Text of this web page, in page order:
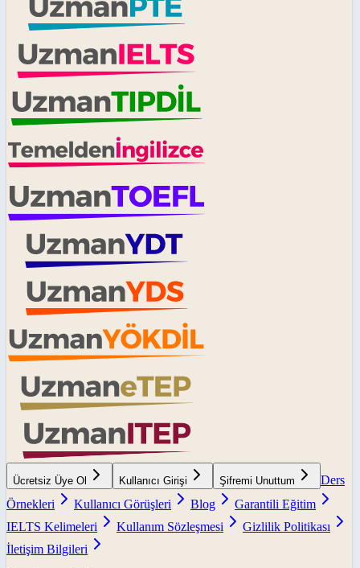
Ücretsiz Üye Ol Kullanıcı Girişi Şifremi Unuttum
Ders
Örnekleri
Kullanıcı Görüşleri Blog
Garantili Eğitim
IELTS Kelimeleri
Kullanım Sözleşmesi
Gizlilik Politikası
İletişim Bilgileri